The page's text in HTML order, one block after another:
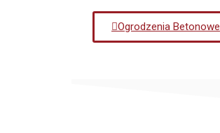
Ogrodzenia Betonowe